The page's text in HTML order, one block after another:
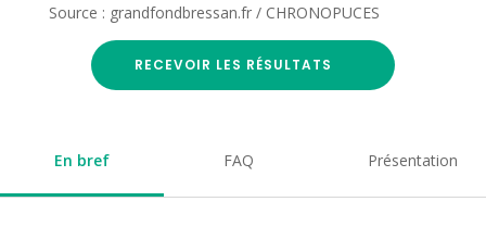
Source : grandfondbressan.fr / CHRONOPUCES
RECEVOIR LES RÉSULTATS
En bref FAQ Présentation